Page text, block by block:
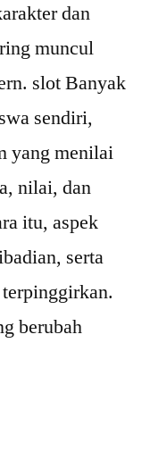
dan
muncul
slot Banyak
sendiri,
yang menilai
nilai, dan
itu, aspek
serta
berubah